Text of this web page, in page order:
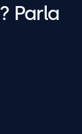
Parla